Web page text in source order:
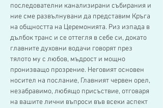
последователни канализирани събирания и
ние сме развълнувани да представим Кръга
на общността на Церемонията. Риз изпада в
дълбок транс и се оттегля в себе си, докато
главните духовни водачи говорят през
тялото му с любов, мъдрост и мощно
пронизващо прозрение. Неговият основен
носител на послание, Главният червен орел,
незабравимо, любящо присъствие, отговаря
на вашите лични въпроси във всеки аспект